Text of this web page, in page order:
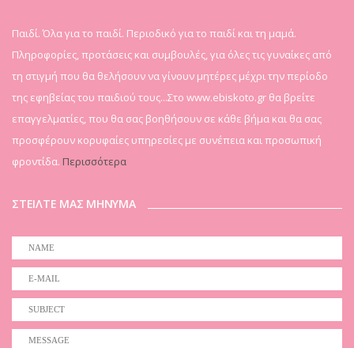
Παιδί. Όλα για το παιδί. Περιοδικό για το παιδί και τη μαμά.
Πληροφορίες, προτάσεις και συμβουλές, για όλες τις γυναίκες από
τη στιγμή που θα θελήσουν να γίνουν μητέρες μέχρι την περίοδο
της εφηβείας του παιδιού τους...Στο www.ebiskoto.gr θα βρείτε
επαγγελματίες, που θα σας βοηθήσουν σε κάθε βήμα και θα σας
προσφέρουν κορυφαίες υπηρεσίες με συνέπεια και προσωπική
φροντίδα. Περισσότερα
ΣΤΕΙΛΤΕ ΜΑΣ ΜΗΝΥΜΑ